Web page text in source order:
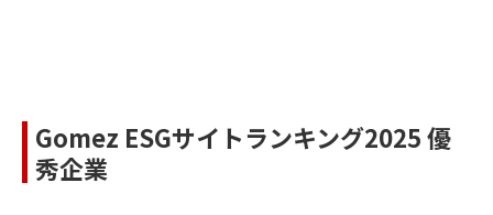
Gomez ESGサイトランキング2025 優
秀企業